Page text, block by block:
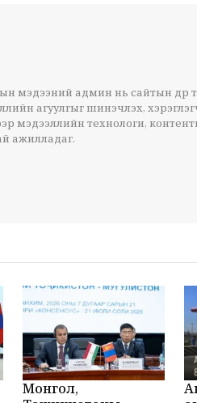
мэдээний админ нь сайтын
агуулгыг шинэчлэх,
мэдээллийн технологи,
ажилладаг.
Монгол,